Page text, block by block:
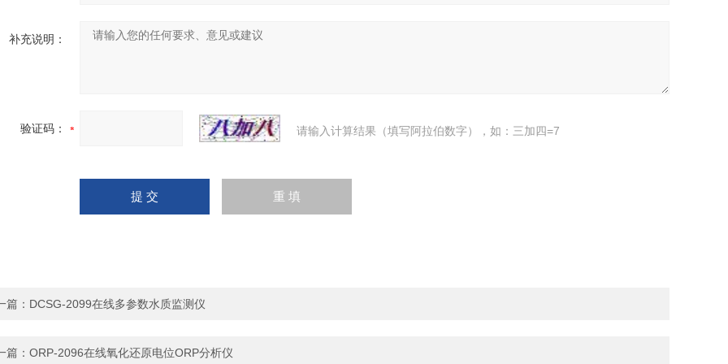
补充说明：
验证码： 请输入计算结果（填写阿拉伯数字），如：三加四=7
篇： DCSG-2099在线多参数水质监测仪
篇： ORP-2096在线氧化还原电位ORP分析仪